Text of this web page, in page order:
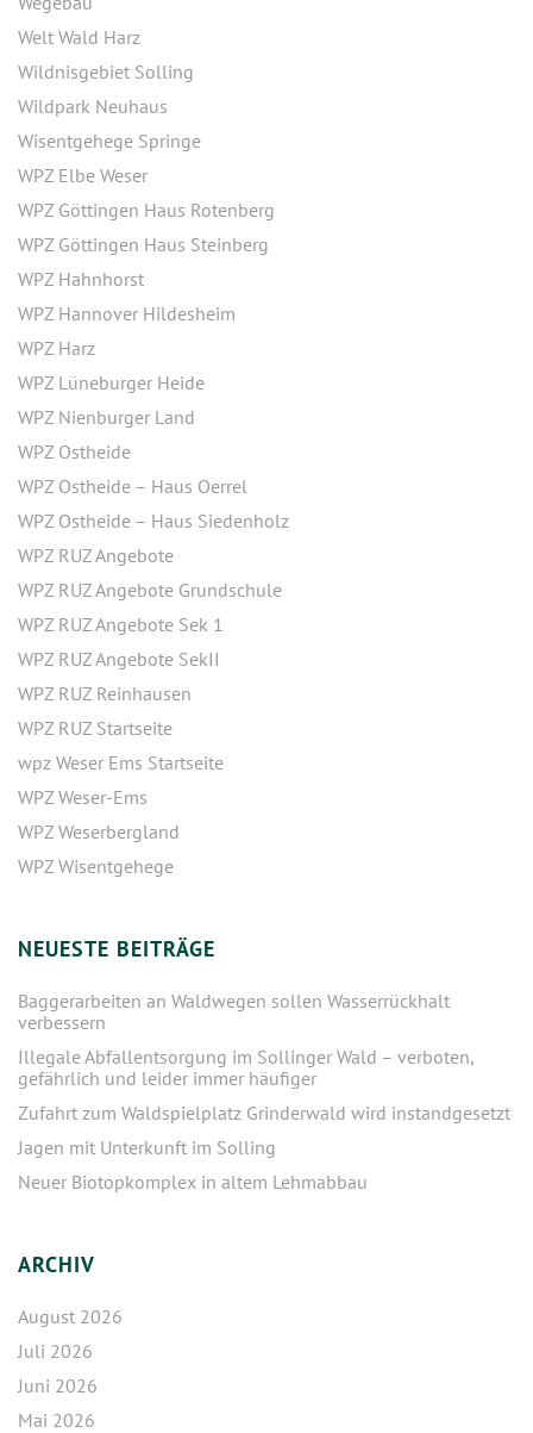
Welt Wald Harz
Wildnisgebiet Solling
Wildpark Neuhaus
Wisentgehege Springe
WPZ Elbe Weser
WPZ Göttingen Haus Rotenberg
WPZ Göttingen Haus Steinberg
WPZ Hahnhorst
WPZ Hannover Hildesheim
WPZ Harz
WPZ Lüneburger Heide
WPZ Nienburger Land
WPZ Ostheide
WPZ Ostheide – Haus Oerrel
WPZ Ostheide – Haus Siedenholz
WPZ RUZ Angebote
WPZ RUZ Angebote Grundschule
WPZ RUZ Angebote Sek 1
WPZ RUZ Angebote SekII
WPZ RUZ Reinhausen
WPZ RUZ Startseite
wpz Weser Ems Startseite
WPZ Weser-Ems
WPZ Weserbergland
WPZ Wisentgehege
NEUESTE BEITRÄGE
Baggerarbeiten an Waldwegen sollen Wasserrückhalt
verbessern
Illegale Abfallentsorgung im Sollinger Wald – verboten,
gefährlich und leider immer häufiger
Zufahrt zum Waldspielplatz Grinderwald wird instandgesetzt
Jagen mit Unterkunft im Solling
Neuer Biotopkomplex in altem Lehmabbau
ARCHIV
August 2026
Juli 2026
Juni 2026
Mai 2026